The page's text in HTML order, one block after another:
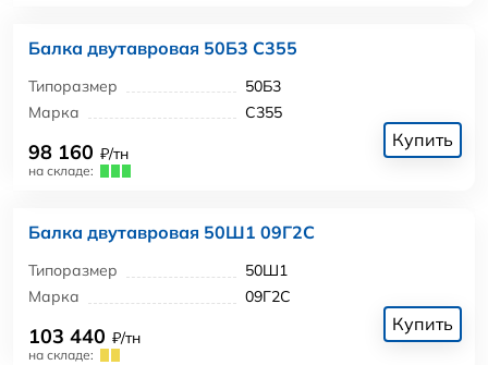
Балка двутавровая 50Б3 С355
Типоразмер
50Б3
Марка
С355
98 160 ₽/тн
на складе:
Купить
Балка двутавровая 50Ш1 09Г2С
Типоразмер
50Ш1
Марка
09Г2С
103 440 ₽/тн
на складе:
Купить